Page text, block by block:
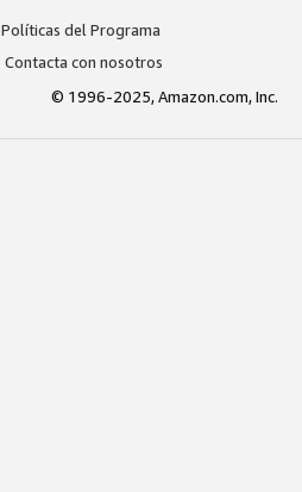
Políticas del Programa
Contacta con nosotros
© 1996-2025, Amazon.com, Inc.